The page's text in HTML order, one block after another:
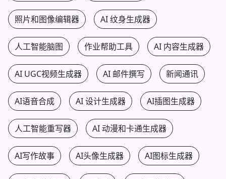
照片和图像编辑器 AI 纹身生成器
人工智能脑图 作业帮助工具 AI 内容生成器
AI UGC视频生成器 AI 邮件撰写 新闻通讯
AI语音合成 AI 设计生成器 AI插图生成器
人工智能重写器 AI 动漫和卡通生成器
AI写作故事 AI头像生成器 AI图标生成器